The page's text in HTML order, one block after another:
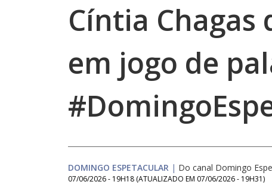
Cíntia Chagas
em jogo de
DOMINGO ESPETACULAR | Do canal Domingo
07/06/2026 - 19H18 (ATUALIZADO EM 07/06/2026 - 19H31)